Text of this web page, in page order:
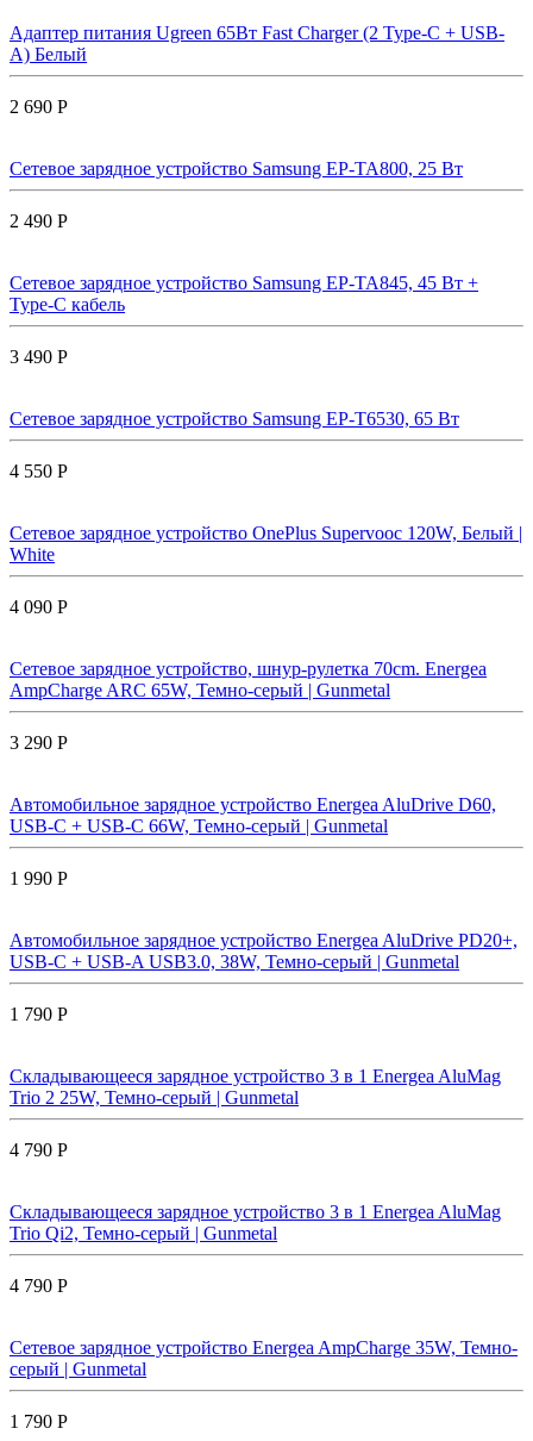
Адаптер питания Ugreen 65Вт Fast Charger (2 Type-C + USB-
A) Белый
2 690 Р
Сетевое зарядное устройство Samsung EP-TA800, 25 Вт
2 490 Р
Сетевое зарядное устройство Samsung EP-TA845, 45 Вт +
Type-C кабель
3 490 Р
Сетевое зарядное устройство Samsung EP-T6530, 65 Вт
4 550 Р
Сетевое зарядное устройство OnePlus Supervooc 120W, Белый |
White
4 090 Р
Сетевое зарядное устройство, шнур-рулетка 70cm. Energea
AmpCharge ARC 65W, Темно-серый | Gunmetal
3 290 Р
Автомобильное зарядное устройство Energea AluDrive D60,
USB-C + USB-С 66W, Темно-серый | Gunmetal
1 990 Р
Автомобильное зарядное устройство Energea AluDrive PD20+,
USB-C + USB-A USB3.0, 38W, Темно-серый | Gunmetal
1 790 Р
Складывающееся зарядное устройство 3 в 1 Energea AluMag
Trio 2 25W, Темно-серый | Gunmetal
4 790 Р
Складывающееся зарядное устройство 3 в 1 Energea AluMag
Trio Qi2, Темно-серый | Gunmetal
4 790 Р
Сетевое зарядное устройство Energea AmpCharge 35W, Темно-
серый | Gunmetal
1 790 Р